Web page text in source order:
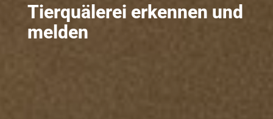
Tierquälerei erkennen und
melden